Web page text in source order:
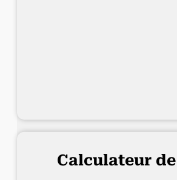
Calculateur